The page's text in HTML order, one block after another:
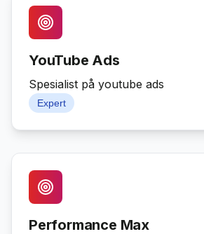
YouTube Ads
Spesialist på youtube ads
Expert
Performance Max